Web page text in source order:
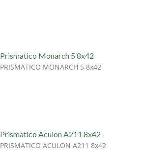
Prismatico Monarch 5 8x42
PRISMATICO MONARCH 5 8x42
Prismatico Aculon A211 8x42
PRISMATICO ACULON A211 8x42